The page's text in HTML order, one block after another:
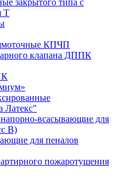
Т
КПЧП
клапана ДППК
Латекс"
всасывающие для
В)
для пеналов
пожаротушения